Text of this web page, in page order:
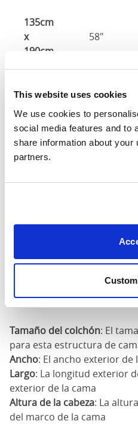
This website uses cookies
We use cookies to
social media features and to
share information about your
partners.
135cm
x
190cm
58"
X
200cm
60"
150cm 64"
colchón
X
68"
200cm
Tamaño del colchón: El
para esta estructura de
Ancho: El ancho exterior de
Largo: La longitud exterior
exterior de la cama
Altura de la cabeza: La
del marco de la cama